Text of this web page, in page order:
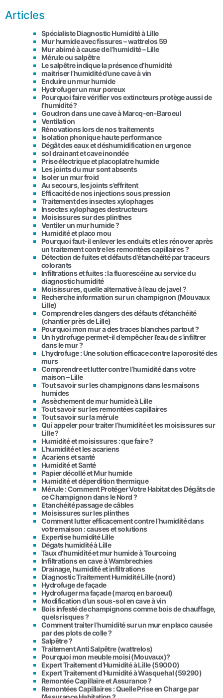
Articles
Spécialiste Diagnostic Humidité à Lille
Mur humide avec fissures – wattrelos 59
Mur abimé à cause de l’humidité – Lille
Mérule ou salpêtre
Le salpêtre indique la présence d’humidité
maitriser l’humidité d’une cave à vin
Enduire un mur humide
Hydrofuger un mur poreux
Pourquoi faire vérifier vos extincteurs protège aussi de
l’humidité ?
Goudron dans une cave à Marcq-en-Baroeul
Ventilation
Rénovations lors de nos traitements
Isolation phonique haute performance
Dégât des eaux et déshumidification en urgence
sol drainant et cave inondée
Prise électrique et placoplatre humide
Les joints du mur sont absents
Isoler un mur froid
Au secours, les joints s’effritent
Efficacité de nos injections sous pression
Traitement des insectes xylophages
Insectes xylophages destructeurs
Moisissures sur des plinthes
Ventiler un mur humide ?
Humidité et placo mou
Pourquoi faut-il enlever les enduits et les rénover après
un traitement contre les remontées capillaires ?
Détection de fuites et défauts d’étanchéité par traceurs
colorants
Infiltrations et fuites : la fluorescéine au service du
diagnostic humidité
Moisissures, quelle alternative à l’eau de javel ?
Recherche information sur un champignon (Mouvaux
Lille)
Comprendre les dangers des défauts d’étanchéité
(chantier près de Lille)
Pourquoi mon mur a des traces blanches partout ?
Un hydrofuge permet-il d’empêcher l’eau de s’infiltrer
dans le mur ?
L’hydrofuge : Une solution efficace contre la porosité des
murs
Comprendre et lutter contre l’humidité dans votre
maison – Lille
Tout savoir sur les champignons dans les maisons
humides
Assèchement de mur humide à Lille
Tout savoir sur les remontées capillaires
Tout savoir sur la mérule
Qui appeler pour traiter l’humidité et les moisissures sur
Lille ?
Humidité et moisissures : que faire ?
L’humidité et les acariens
Acariens et santé
Humidité et Santé
Papier décollé et Mur humide
Humidité et déperdition thermique
Mérule : Comment Protéger Votre Habitat des Dégâts de
ce Champignon dans le Nord ?
Etanchéité passage de câbles
Moisissures sur les plinthes
Comment lutter efficacement contre l’humidité dans
votre maison : causes et solutions
Expertise humidité Lille
Dégats humidité à Lille
Taux d’humidité et mur humide à Tourcoing
Infiltrations en cave à Wambrechies
Drainage, humidité et infiltrations
Diagnostic Traitement Humidité Lille (nord)
Hydrofuge de façade
Hydrofuger ma façade (marcq en baroeul)
Modification d’un sous-sol en cave à vin
Bois infesté de champignons comme bois de chauffage,
quels risques ?
Comment traiter l’humidité sur un mur en placo causée
par des plots de colle ?
Salpêtre ?
Traitement Anti Salpêtre (wattrelos)
Pourquoi mon meuble moisi (Mouvaux)?
Expert Traitement d’Humidité à Lille (59000)
Expert Traitement d’Humidité à Wasquehal (59290)
Remontée Capillaire et Assurance ?
Remontées Capillaires : Quelle Prise en Charge par